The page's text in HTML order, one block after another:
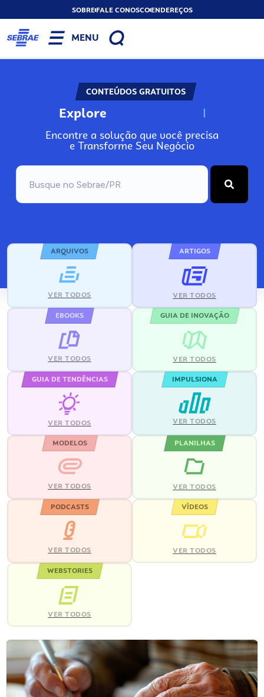
SOBREFALE CONOSCOENDEREÇOS
MENU
CONTEÚDOS GRATUITOS
Explore N
Encontre a solução que você precisa
e Transforme Seu Negócio
ARQUIVOS
VER TODOS
ARTIGOS
VER TODOS
EBOOKS
VER TODOS
GUIA DE INOVAÇÃO
VER TODOS
GUIA DE TENDÊNCIAS
VER TODOS
IMPULSIONA
VER TODOS
MODELOS
VER TODOS
PLANILHAS
VER TODOS
PODCASTS
VER TODOS
VÍDEOS
VER TODOS
WEBSTORIES
VER TODOS